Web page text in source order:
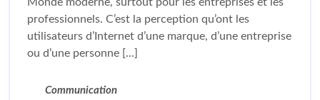
Monde moderne, surtout pour les entreprises et les
professionnels. C’est la perception qu’ont les
utilisateurs d’Internet d’une marque, d’une entreprise
ou d’une personne [...]
Communication